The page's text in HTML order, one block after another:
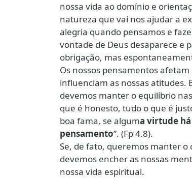
nossa vida ao domínio e
natureza que vai nos ajudar a
alegria quando pensamos e
vontade de Deus desaparece e
obrigação, mas
Os nossos pensamentos
influenciam as nossas atitudes.
devemos manter o equilíbrio
que é honesto, tudo o que é
boa fama, se alguma virtude há
pensamento”. (Fp 4.8).
Se, de fato, queremos manter
devemos encher as nossas
nossa vida espiritual.